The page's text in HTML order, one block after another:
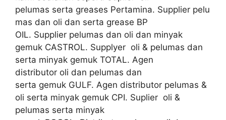
pelumas serta greases Pertamina. Supplier pelu
mas dan oli dan serta grease BP
OIL. Supplier pelumas dan oli dan minyak
gemuk CASTROL. Supplyer oli & pelumas dan
serta minyak gemuk TOTAL. Agen
distributor oli dan pelumas dan
serta gemuk GULF. Agen distributor pelumas &
oli serta minyak gemuk CPI. Suplier oli &
pelumas serta minyak